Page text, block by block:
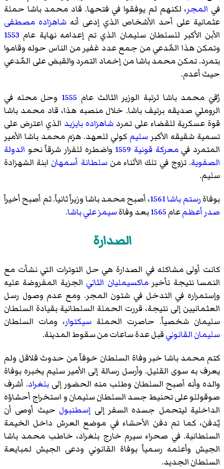
في المجر، لكنهم لم يوفقوا في فتحها. قاد محمد باشا حملة
عثمانية على أحد الأشخاص الذي إدعى أنهشاهزاده مصطفى
الأبن الأكبر للسلطان سليمان الذي تم إعدامه نهاية عام 1553
وتمكن هذا المٌدعي من جمع عدد غفير من الناس حوله وقاموا
بتمرد. تمكن محمد باشا من إخماد التمرد والقبض على المٌدعي
حيث أعدم.
رٌقيَ محمد باشا لرتبة الوزير الثالث عام 1555 وحل محله في
الروملي صديقه برتيف باشا. خلال منصبه هذا، قاد محمد باشا
قوة عسكرية للقضاء على تمردشاهزاده بايزيد الذي اعترض على
تسمية شقيقه الأكبر سليم كولي للعهد. هزم محمد باشا الأمير
المتمرد فيمعركة قونية 1559 واضطره للفرار شرقاً نحو الدولة
الصفوية. تزوج في تلك الأثناء منسلطانة أسمهان ابنة الشهزادة
سليم.
بوفاةرستم باشا1561، أصبح محمد باشا وزيراً ثانياً. ثم أصبح أخيراً
صدر أعظمعام1565بعد وفاةسيمز علي باشا.
الصدارة
كانت أولى مشاكله في الصدارة هي حل التوترات التي نشأت مع
النمسا نتيجة تأخيرماكسيمليان الثاني الجزية المفروضة عليه
وإستمراره في التدخل في شئون المجر. ومع عدم وصول رسل
العثمانيين إلى نتيجة، قررت الحملة السلطانية بقيادة السلطان
سليمان شخصياً. حاصرت الحملة سيكتوار، ومات السلطان
سليمان القانونيقبل عدة ساعات من سقوط المدينة.
كتم محمد باشا خبر وفاة السلطان خوفاً من حدوث قلاقل ولم
يعرف به سوى القليل. وأرسل رسالة إلى الأمير سليم يخبره بوفاة
والده وأنه أصبح السلطان وطلب منه الحضور إلى بلغراد. أشرف
صوقوللو على تحنيط جسد السلطان سليمان و استخراج أحشاؤه
الداخلية ليتحمل جسده السفر إلى إسطنبول حيث أوصى أن
يٌدفن، كما تم دفن الأحشاء في موضع العرش داخل الخيمة
السلطانية. في صحراء سيرم خارج بلغراد، خاطب محمد باشا
الجيش وأعلمه رسمياً بوفاة القانوني ودعى الجيش لمبايعة
السلطان الجديد.